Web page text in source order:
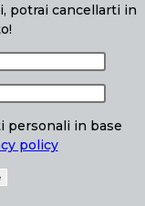
potrai cancellarti in
personali in base
policy